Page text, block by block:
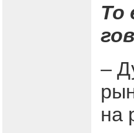
То
–
на